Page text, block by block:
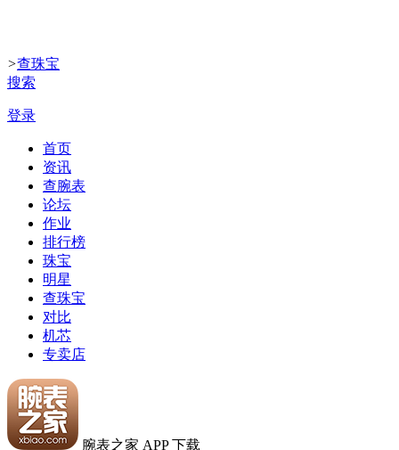
>查珠宝
搜索
登录
首页
资讯
查腕表
论坛
作业
排行榜
珠宝
明星
查珠宝
对比
机芯
专卖店
腕表之家 APP 下载